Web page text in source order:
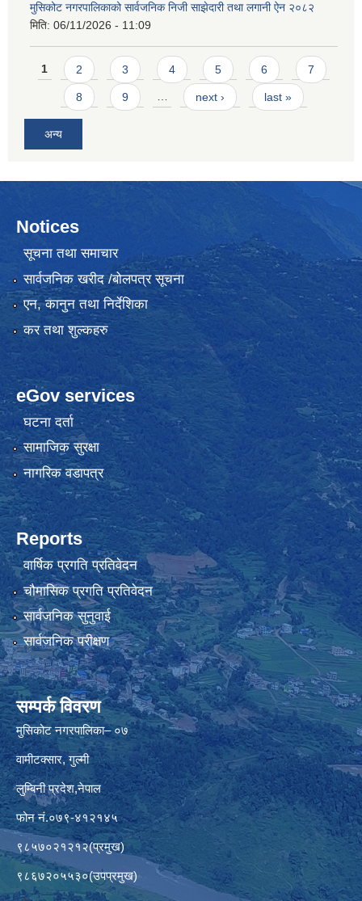
मुसिकोट नगरपालिकाको सार्वजनिक निजी साझेदारी तथा लगानी ऐन २०८२
मिति: 06/11/2026 - 11:09
Pages
1 2 3 4 5 6 7
8 9 … next › last »
अन्य
Notices
सूचना तथा समाचार
सार्वजनिक खरीद /बोलपत्र सूचना
एन, कानुन तथा निर्देशिका
कर तथा शुल्कहरु
eGov services
घटना दर्ता
सामाजिक सुरक्षा
नागरिक वडापत्र
Reports
वार्षिक प्रगति प्रतिवेदन
चौमासिक प्रगति प्रतिवेदन
सार्वजनिक सुनुवाई
सार्वजनिक परीक्षण
सम्पर्क विवरण
मुसिकोट नगरपालिका– ०७
वामीटक्सार, गुल्मी
लुम्बिनी प्रदेश,नेपाल
फोन नं.०७९-४१२१४५
९८५७०२१२१२(प्रमुख)
९८६७२०५५३०(उपप्रमुख)